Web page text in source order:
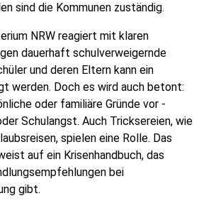
sind die Kommunen zuständig.
NRW reagiert mit klaren
dauerhaft schulverweigernde
und deren Eltern kann ein
werden. Doch es wird auch betont:
oder familiäre Gründe vor -
Schulangst. Auch Tricksereien, wie
spielen eine Rolle. Das
auf ein Krisenhandbuch, das
bei
gibt.